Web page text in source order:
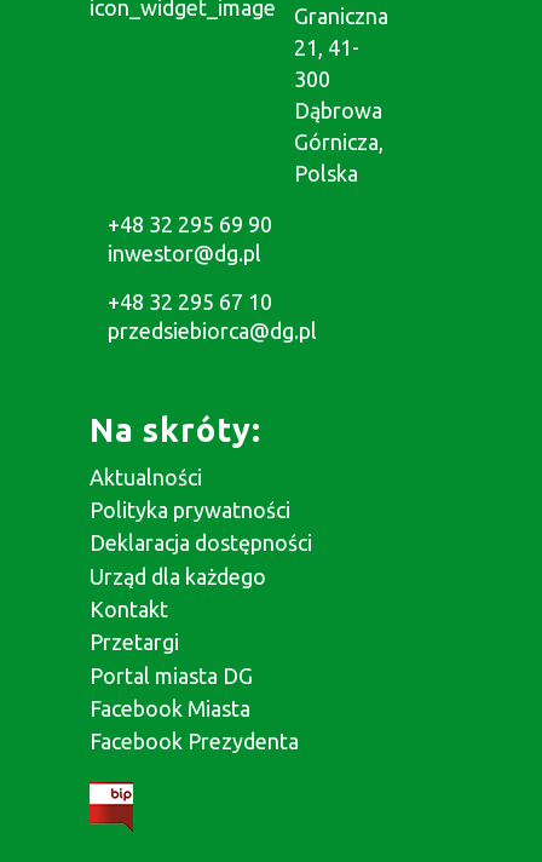
Graniczna
21, 41-
300
Dąbrowa
Górnicza,
Polska
+48 32 295 69 90
inwestor@dg.pl
+48 32 295 67 10
przedsiebiorca@dg.pl
Na skróty:
Aktualności
Polityka prywatności
Deklaracja dostępności
Urząd dla każdego
Kontakt
Przetargi
Portal miasta DG
Facebook Miasta
Facebook Prezydenta